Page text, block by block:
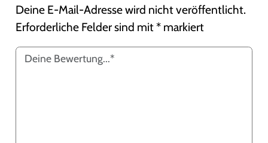
Deine E-Mail-Adresse wird nicht veröffentlicht.
Erforderliche Felder sind mit* markiert